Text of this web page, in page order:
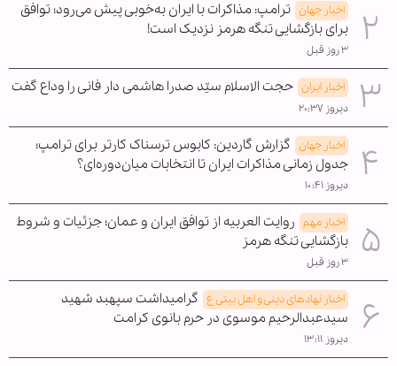
اخبار جهان ترامپ: مذاکرات با ایران به‌خوبی پیش می‌رود؛ توافق
برای بازگشایی تنگه هرمز نزدیک است!
۳ روز قبل
اخبار ایران حجت الاسلام سیّد صدرا هاشمی دار فانی را وداع گفت
دیروز ۲۰:۳۷
اخبار جهان گزارش گاردین: کابوس ترسناک کارتر برای ترامپ؛
جدول زمانی مذاکرات ایران تا انتخابات میان‌دوره‌ای؟
دیروز ۱۰:۴۱
اخبار مهم روایت العربیه از توافق ایران و عمان؛ جزئیات و شروط
بازگشایی تنگه هرمز
۳ روز قبل
اخبار نهادهای دینی و اهل بیتی ع گرامیداشت سپهبد شهید
سیدعبدالرحیم موسوی در حرم بانوی کرامت
دیروز ۱۳:۱۱